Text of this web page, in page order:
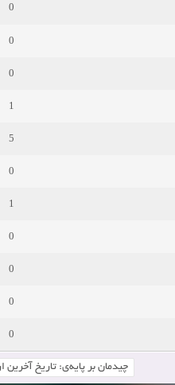
0
0
0
1
5
0
1
0
0
0
0